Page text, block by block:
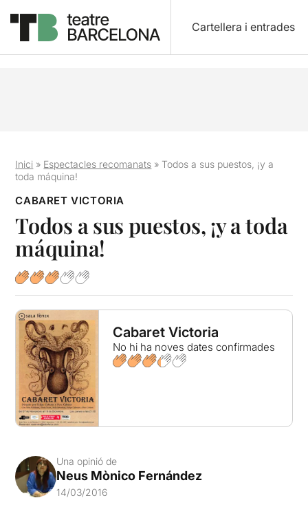
Cartellera i entrades
Inici » Espectacles recomanats »Todos a sus puestos, ¡y a
toda máquina!
CABARET VICTORIA
Todos a sus puestos, ¡y a toda
máquina!
Cabaret Victoria
No hi ha noves dates confirmades
Una opinió de
Neus Mònico Fernández
14/03/2016